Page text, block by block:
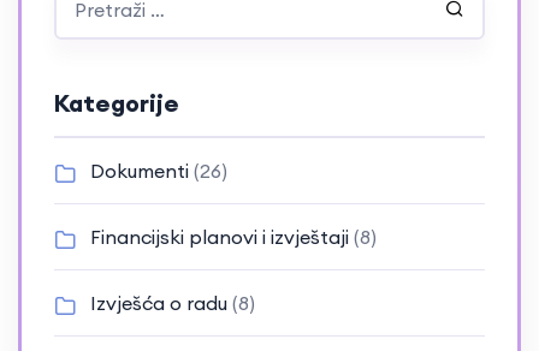
Kategorije
Dokumenti (26)
Financijski planovi i izvještaji (8)
Izvješća o radu (8)